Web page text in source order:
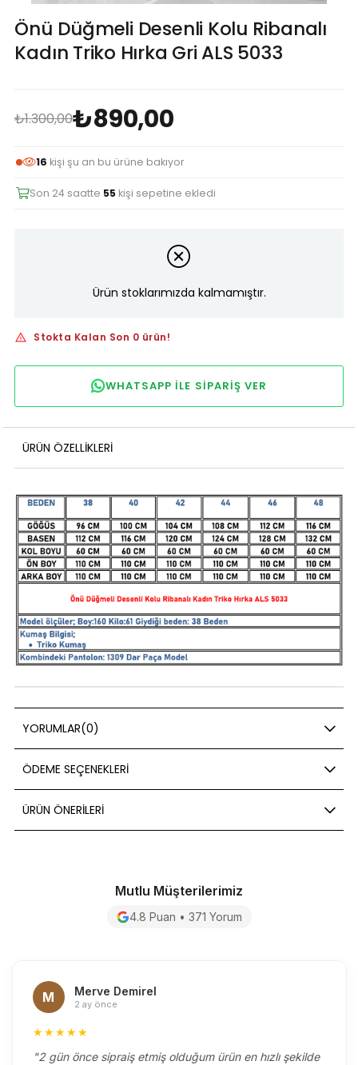
Önü Düğmeli Desenli Kolu Ribanalı
Kadın Triko Hırka Gri ALS 5033
₺1.300,00₺890,00
16 kişi şu an bu ürüne bakıyor
Son 24 saatte 55 kişi sepetine ekledi
Ürün stoklarımızda kalmamıştır.
Stokta Kalan Son 0 ürün!
WHATSAPP ILE SIPARIŞ VER
ÜRÜN ÖZELLIKLERI
YORUMLAR(0)
ÖDEME SEÇENEKLERI
ÜRÜN ÖNERILERI
Mutlu Müşterilerimiz
4.8 Puan • 371 Yorum
M Merve Demirel
2 ay önce
★★★★★
"2 gün önce sipraiş etmiş olduğum ürün en hızlı şekilde